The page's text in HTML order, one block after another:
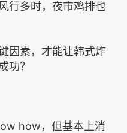
行多时，夜市鸡排也
因素，才能让韩式炸
功？
how，但基本上消